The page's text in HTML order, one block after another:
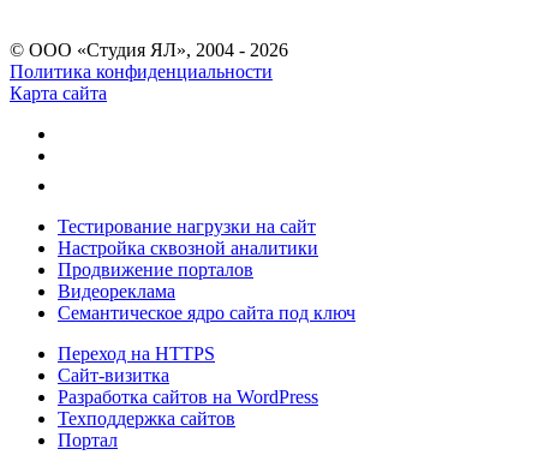
© ООО «Студия ЯЛ», 2004 - 2026
Политика конфиденциальности
Карта сайта
Тестирование нагрузки на сайт
Настройка сквозной аналитики
Продвижение порталов
Видеореклама
Семантическое ядро сайта под ключ
Переход на HTTPS
Сайт-визитка
Разработка сайтов на WordPress
Техподдержка сайтов
Портал